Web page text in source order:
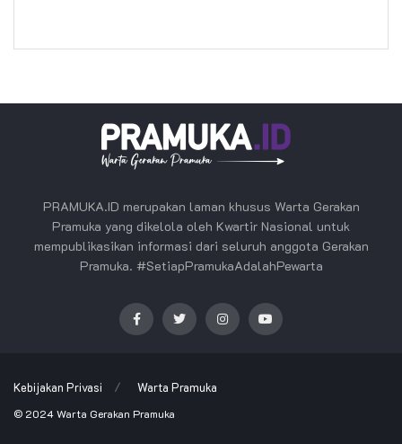
PRAMUKA.ID merupakan laman khusus Warta Gerakan
Pramuka yang dikelola oleh Kwartir Nasional untuk
mempublikasikan informasi dari seluruh anggota Gerakan
Pramuka. #SetiapPramukaAdalahPewarta
Kebijakan Privasi Warta Pramuka
© 2024Warta Gerakan Pramuka